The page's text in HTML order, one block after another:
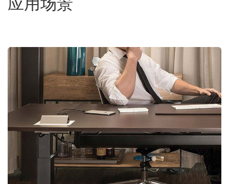
应用场景